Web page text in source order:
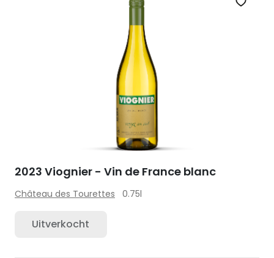
Zet
2023 Viognier - Vin de France blanc
Château des Tourettes 0.75l
Uitverkocht